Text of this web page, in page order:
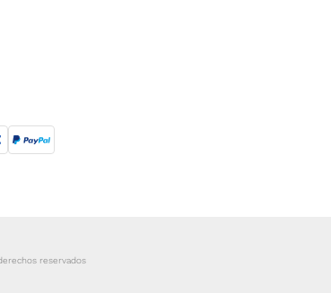
reservados